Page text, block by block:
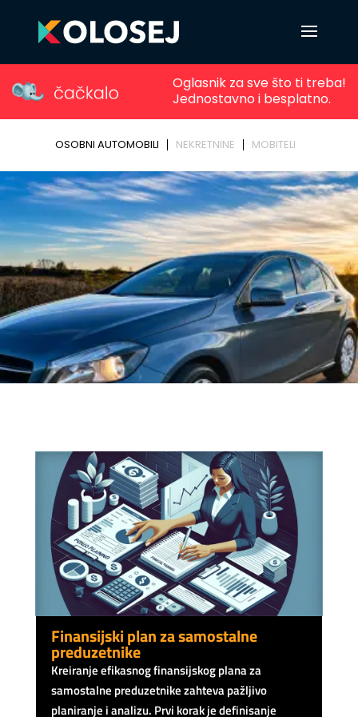
Finansijski plan za samostalne
preduzetnike
Kreiranje efikasnog finansijskog plana za
samostalne preduzetnike zahteva pažljivo
planiranje i analizu. Prvi korak je definisanje